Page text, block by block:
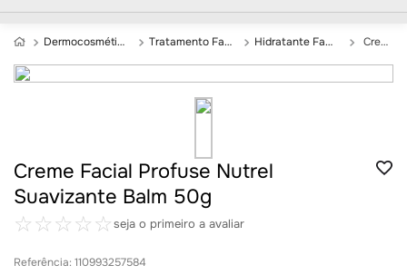
Dermocosméticos Tratamento Facial e Rosto Hidratante Facial Creme Facial Profuse Nutrel Suavizante Balm 50g
Creme Facial Profuse Nutrel
Suavizante Balm 50g
☆☆☆☆☆seja o primeiro a avaliar
Referência: 110993257584